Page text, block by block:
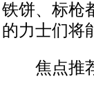
铁饼、标枪
的力士们将
焦点推